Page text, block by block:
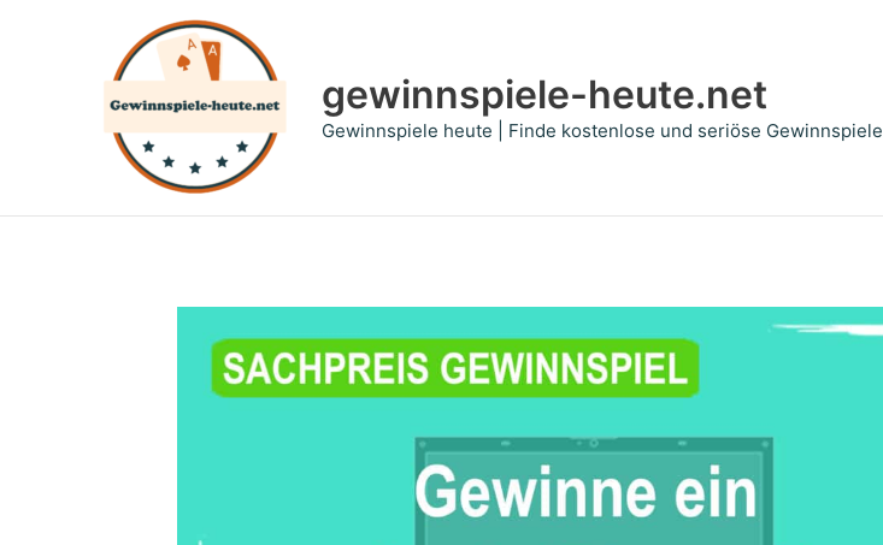
gewinnspiele-heute.net
Gewinnspiele heute | Finde kostenlose und seriöse Gewinnspiele